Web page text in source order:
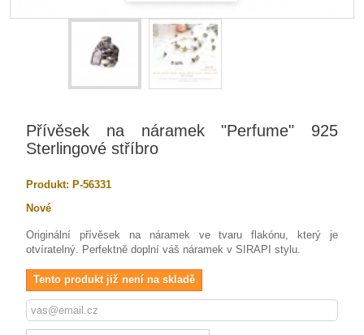
Přívěsek na náramek "Perfume" 925
Sterlingové stříbro
Produkt: P-56331
Nové
Originální přívěsek na náramek ve tvaru flakónu, který je
otvíratelný. Perfektně doplní váš náramek v SIRAPI stylu.
Tento produkt již není na skladě